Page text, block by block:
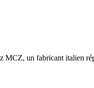
MCZ, un fabricant italien